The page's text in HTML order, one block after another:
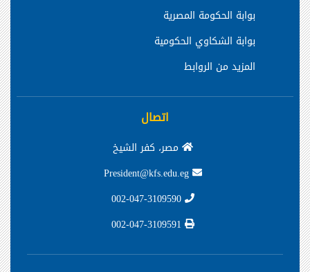
بوابة الحكومة المصرية
بوابة الشكاوي الحكومية
المزيد من الروابط
اتصال
مصر، كفر الشيخ